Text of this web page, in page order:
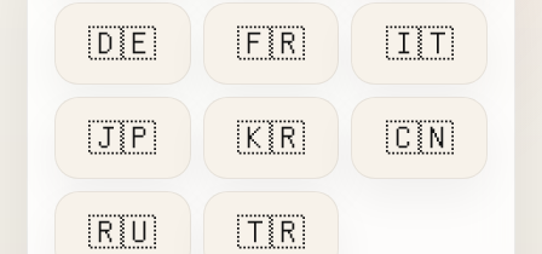
🇩🇪 🇫🇷 🇮🇹
🇯🇵 🇰🇷 🇨🇳
🇷🇺 🇹🇷